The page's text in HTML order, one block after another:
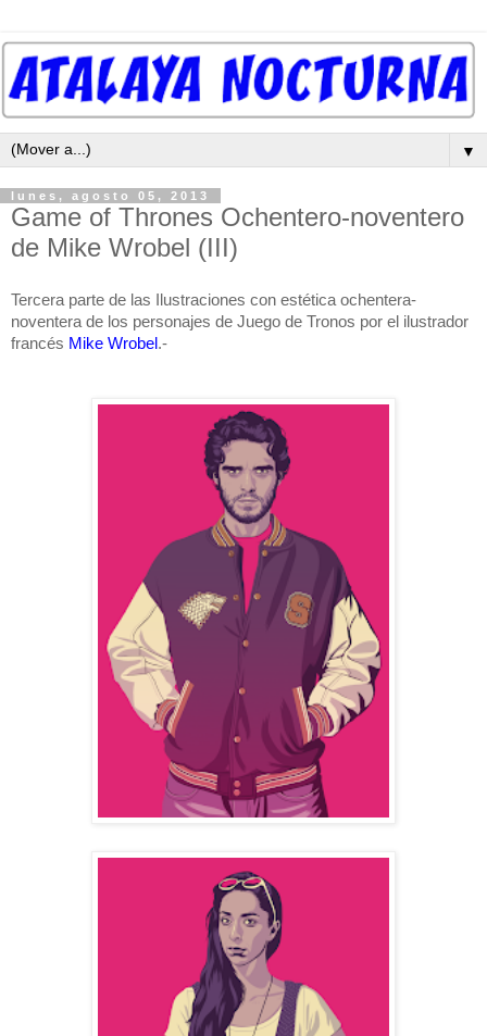
▼
lunes, agosto 05, 2013
Game of Thrones Ochentero-noventero
de Mike Wrobel (III)
Tercera parte de las Ilustraciones con estética ochentera-
noventera de los personajes de Juego de Tronos por el ilustrador
francés Mike Wrobel.-